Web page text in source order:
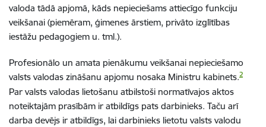
valoda tādā apjomā, kāds nepieciešams attiecīgo funkciju
veikšanai (piemēram, ģimenes ārstiem, privāto izglītības
iestāžu pedagogiem u. tml.).
Profesionālo un amata pienākumu veikšanai nepieciešamo
valsts valodas zināšanu apjomu nosaka Ministru kabinets.2
Par valsts valodas lietošanu atbilstoši normatīvajos aktos
noteiktajām prasībām ir atbildīgs pats darbinieks. Taču arī
darba devējs ir atbildīgs, lai darbinieks lietotu valsts valodu